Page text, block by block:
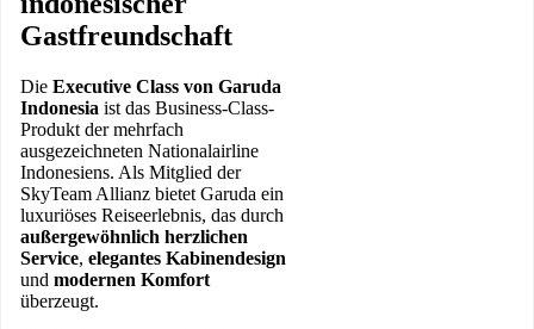
Gastfreundschaft
Die Executive Class von Garuda
Indonesia ist das Business-Class-
Produkt der mehrfach
ausgezeichneten Nationalairline
Indonesiens. Als Mitglied der
SkyTeam Allianz bietet Garuda ein
luxuriöses Reiseerlebnis, das durch
außergewöhnlich herzlichen
Service, elegantes Kabinendesign
und modernen Komfort
überzeugt.